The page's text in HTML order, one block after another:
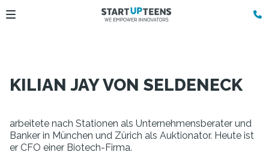
KILIAN JAY VON SELDENECK
arbeitete nach Stationen als Unternehmensberater und
Banker in München und Zürich als Auktionator. Heute ist
er CFO einer Biotech-Firma.